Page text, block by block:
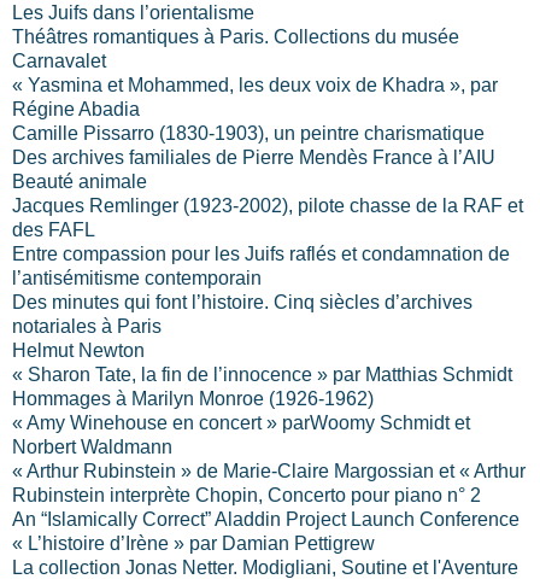
Les Juifs dans l’orientalisme
Théâtres romantiques à Paris. Collections du musée
Carnavalet
« Yasmina et Mohammed, les deux voix de Khadra », par
Régine Abadia
Camille Pissarro (1830-1903), un peintre charismatique
Des archives familiales de Pierre Mendès France à l’AIU
Beauté animale
Jacques Remlinger (1923-2002), pilote chasse de la RAF et
des FAFL
Entre compassion pour les Juifs raflés et condamnation de
l’antisémitisme contemporain
Des minutes qui font l’histoire. Cinq siècles d’archives
notariales à Paris
Helmut Newton
« Sharon Tate, la fin de l’innocence » par Matthias Schmidt
Hommages à Marilyn Monroe (1926-1962)
« Amy Winehouse en concert » parWoomy Schmidt et
Norbert Waldmann
« Arthur Rubinstein » de Marie-Claire Margossian et « Arthur
Rubinstein interprète Chopin, Concerto pour piano n° 2
An “Islamically Correct” Aladdin Project Launch Conference
« L’histoire d’Irène » par Damian Pettigrew
La collection Jonas Netter. Modigliani, Soutine et l'Aventure